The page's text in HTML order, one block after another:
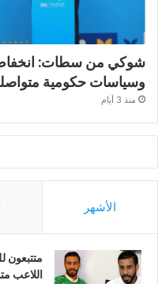
شوكي من سطات: انخفاض
وسياسات حكومية
منذ 3 أيام
الأشهر
متتبعون
اللاعب